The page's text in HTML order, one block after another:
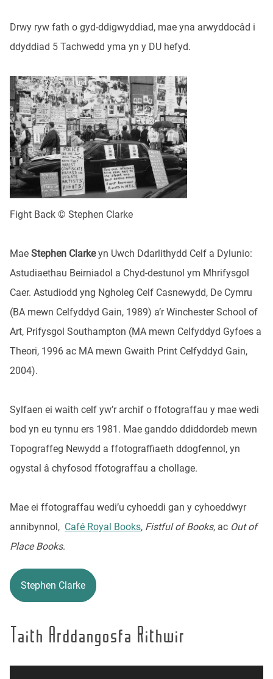
Drwy ryw fath o gyd-ddigwyddiad, mae yna arwyddocâd i
ddyddiad 5 Tachwedd yma yn y DU hefyd.
Fight Back © Stephen Clarke
Mae Stephen Clarkeyn Uwch Ddarlithydd Celf a Dylunio:
Astudiaethau Beirniadol a Chyd-destunol ym Mhrifysgol
Caer. Astudiodd yng Ngholeg Celf Casnewydd, De Cymru
(BA mewn Celfyddyd Gain, 1989) a’r Winchester School of
Art, Prifysgol Southampton (MA mewn Celfyddyd Gyfoes a
Theori, 1996 ac MA mewn Gwaith Print Celfyddyd Gain,
2004).
Sylfaen ei waith celf yw’r archif o ffotograffau y mae wedi
bod yn eu tynnu ers 1981. Mae ganddo ddiddordeb mewn
Topograffeg Newydd a ffotograffiaeth ddogfennol, yn
ogystal â chyfosod ffotograffau a chollage.
Mae ei ffotograffau wedi’u cyhoeddi gan y cyhoeddwyr
annibynnol, Café Royal Books, Fistful of Books, ac Out of
Place Books.
Stephen Clarke
Taith Arddangosfa Rithwir